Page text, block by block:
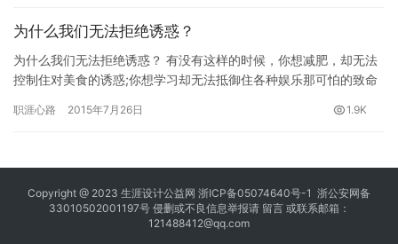
为什么我们无法拒绝诱惑？
为什么我们无法拒绝诱惑？ 有没有这样的时候，你想减肥，却无法
控制住对美食的诱惑;你想学习却无法抵御住各种娱乐那可怕的致命
喊…
职涯心路 2015年7月26日 1.9K
Copyright @ 2023 生涯设计公益网 浙ICP备05074640号-1 浙公安网备
33010502001197号 侵删或不良信息举报请 留言或联系邮箱：
121488412@qq.com